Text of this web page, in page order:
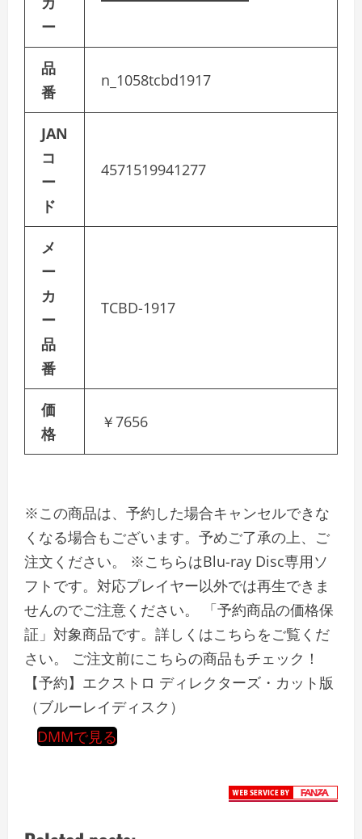
ー
品
番
n_1058tcbd1917
JAN
コ
ー
ド
4571519941277
メ
ー
カ
ー
品
番
TCBD-1917
価
格
￥7656
※この商品は、予約した場合キャンセルできな
くなる場合もございます。予めご了承の上、ご
注文ください。 ※こちらはBlu-ray Disc専用ソ
フトです。対応プレイヤー以外では再生できま
せんのでご注意ください。 「予約商品の価格保
証」対象商品です。詳しくはこちらをご覧くだ
さい。 ご注文前にこちらの商品もチェック！
【予約】エクストロ ディレクターズ・カット版
（ブルーレイディスク）
DMMで見る